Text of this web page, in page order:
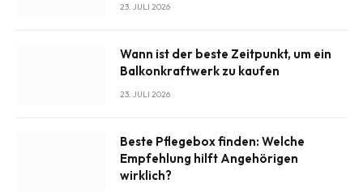
23. JULI 2026
Wann ist der beste Zeitpunkt, um ein
Balkonkraftwerk zu kaufen
23. JULI 2026
Beste Pflegebox finden: Welche
Empfehlung hilft Angehörigen
wirklich?